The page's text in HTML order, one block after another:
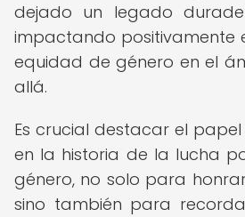
dejado un legado
impactando positivamente
equidad de género en el
allá.
Es crucial destacar el
en la historia de la lucha
género, no solo para
sino también para